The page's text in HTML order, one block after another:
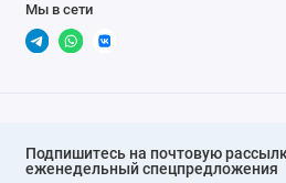
Мы в сети
Подпишитесь на почтовую
еженедельный спецпредложения